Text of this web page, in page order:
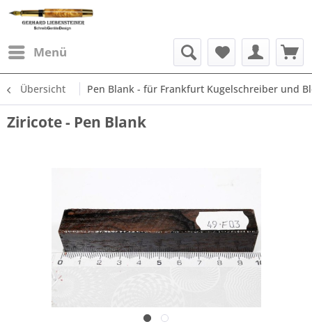
Menü
Übersicht Pen Blank - für Frankfurt Kugelschreiber und
Ziricote - Pen Blank